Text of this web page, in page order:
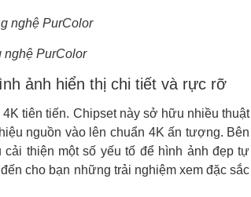
nghệ PurColor
ảnh hiển thị chi tiết và rực rỡ
tiên tiến. Chipset này sở hữu nhiều thuật
nguồn vào lên chuẩn 4K ấn tượng. Bên
thiện một số yếu tố để hình ảnh đẹp tự
cho bạn những trải nghiệm xem đặc sắc